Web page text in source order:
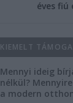
éves fiú
KIEMELT
Mennyi ideig
nélkül?
a modern